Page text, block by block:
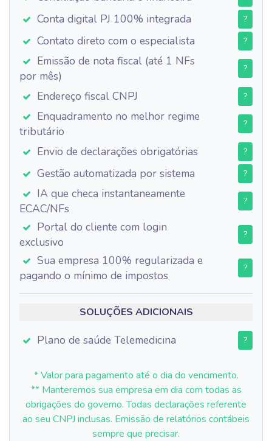
Conta digital PJ 100% integrada ?
Contato direto com o especialista ?
Emissão de nota fiscal (até 1 NFs
por mês)
?
Endereço fiscal CNPJ ?
Enquadramento no melhor regime
tributário
?
Envio de declarações obrigatórias ?
Gestão automatizada por sistema ?
IA que checa instantaneamente
ECAC/NFs
?
Portal do cliente com login
exclusivo
?
Sua empresa 100% regularizada e
pagando o mínimo de impostos
?
SOLUÇÕES ADICIONAIS
Plano de saúde Telemedicina ?
* Valor para pagamento até o dia do vencimento.
** Manteremos sua empresa em dia com todas as
obrigações do governo. Todas declarações referente
ao seu CNPJ inclusas. Emissão de relatórios contábeis
sempre que precisar.